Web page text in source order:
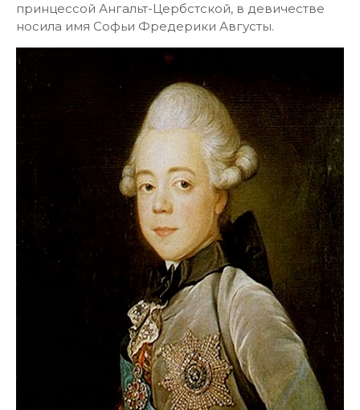
принцессой Ангальт-Цербстской, в девичестве
носила имя Софьи Фредерики Августы.